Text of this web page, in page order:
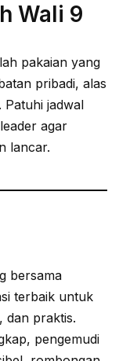
Wali 9
pakaian yang
pribadi, alas
Patuhi jadwal
agar
lancar.
bersama
terbaik untuk
dan praktis.
pengemudi